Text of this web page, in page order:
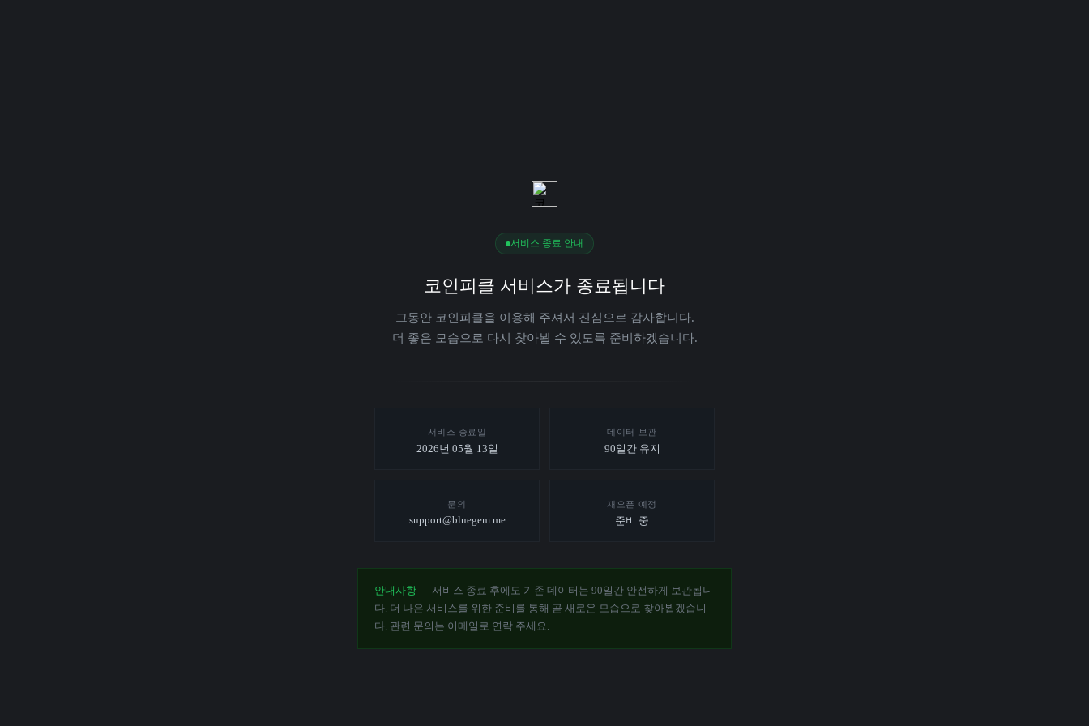
서비스 종료 안내
코인피클 서비스가 종료됩니다
그동안 코인피클을 이용해 주셔서 진심으로 감사합니다.
더 좋은 모습으로 다시 찾아뵐 수 있도록 준비하겠습니다.
서비스 종료일
2026년 05월 13일
데이터 보관
90일간 유지
문의
support@bluegem.me
재오픈 예정
준비 중
안내사항 — 서비스 종료 후에도 기존 데이터는 90일간 안전하게 보관됩니
다. 더 나은 서비스를 위한 준비를 통해 곧 새로운 모습으로 찾아뵙겠습니
다. 관련 문의는 이메일로 연락 주세요.